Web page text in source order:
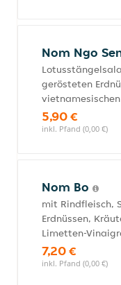
Nom Ngo
gerösteten
5,90 €
inkl. Pfand (0,00 €)
Nom Bo
mit Rindfleisch,
Erdnüssen,
Limetten-
7,20 €
inkl. Pfand (0,00 €)